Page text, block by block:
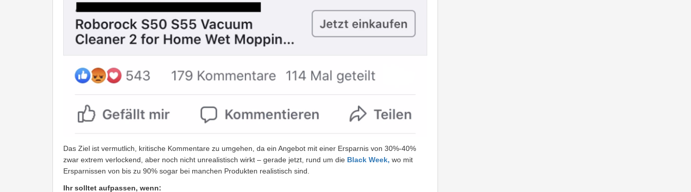
Das Ziel ist vermutlich, kritische Kommentare zu umgehen, da ein Angebot mit einer Ersparnis von 30%-40%
zwar extrem verlockend, aber noch nicht unrealistisch wirkt – gerade jetzt, rund um die Black Week, wo mit
Ersparnissen von bis zu 90% sogar bei manchen Produkten realistisch sind.
Ihr solltet aufpassen, wenn: